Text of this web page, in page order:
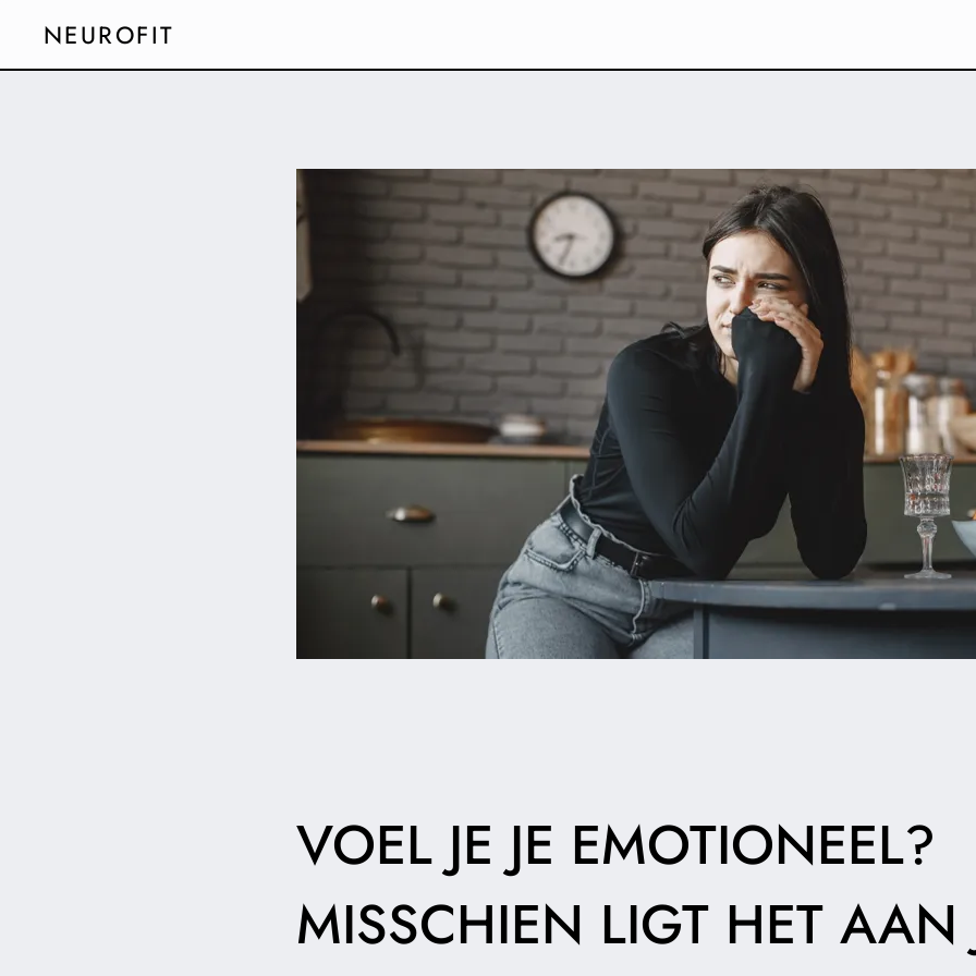
NEUROFIT
VOEL JE JE EMOTIONEEL?
MISSCHIEN LIGT HET AAN